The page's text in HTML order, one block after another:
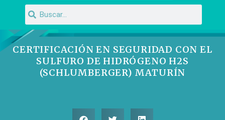
CERTIFICACIÓN EN SEGURIDAD CON EL
SULFURO DE HIDRÓGENO H2S
(SCHLUMBERGER) MATURÍN